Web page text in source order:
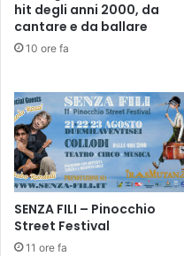
l
a
Z
a
M
o
n
t
e
s
p
e
d
i
F
e
n
z
e
hit degli anni 2000, da
cantare e da ballare
10 ore fa
SENZA FILI – Pinocchio
Street Festival
11 ore fa